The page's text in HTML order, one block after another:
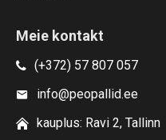
Meie kontakt
(+372) 57 807 057
info@peopallid.ee
kauplus: Ravi 2, Tallinn